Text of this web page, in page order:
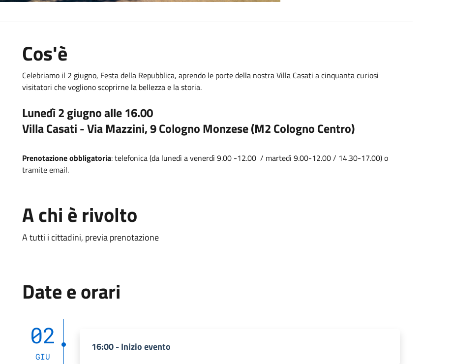
Cos'è
Celebriamo il 2 giugno, Festa della Repubblica, aprendo le porte della nostra Villa Casati a cinquanta curiosi
visitatori che vogliono scoprirne la bellezza e la storia.
Lunedì 2 giugno alle 16.00
Villa Casati - Via Mazzini, 9 Cologno Monzese (M2 Cologno Centro)
Prenotazione obbligatoria: telefonica (da lunedì a venerdì 9.00 -12.00 / martedì 9.00-12.00 / 14.30-17.00) o
tramite email.
A chi è rivolto
A tutti i cittadini, previa prenotazione
Date e orari
02
GIU
16:00 - Inizio evento